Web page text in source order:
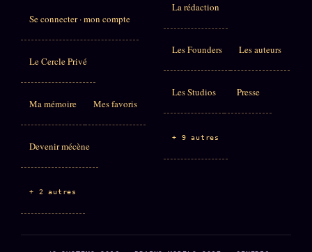
Se connecter · mon compte
Le Cercle Privé
Ma mémoire Mes favoris
Devenir mécène
+ 2 autres
La rédaction
Les Founders Les auteurs
Les Studios Presse
+ 9 autres